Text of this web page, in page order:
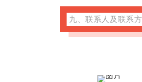
九、联系人及联系